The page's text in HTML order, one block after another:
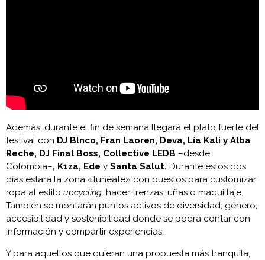
Además, durante el fin de semana llegará el plato fuerte del
festival con DJ Blnco, Fran Laoren, Deva, Lía Kali y Alba
Reche, DJ Final Boss, Collective LEDB –desde
Colombia–, K1za, Ede y Santa Salut. Durante estos dos
días estará la zona «tunéate» con puestos para customizar
ropa al estilo upcycling, hacer trenzas, uñas o maquillaje.
También se montarán puntos activos de diversidad, género,
accesibilidad y sostenibilidad donde se podrá contar con
información y compartir experiencias.
Y para aquellos que quieran una propuesta más tranquila,